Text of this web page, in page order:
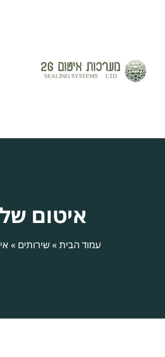
איטום
עמוד הבית»שירותים »